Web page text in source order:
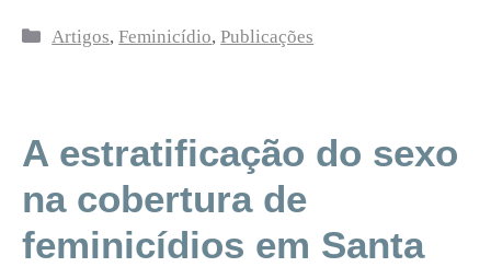
Categorias
Artigos,Feminicídio,Publicações
A estratificação do sexo
na cobertura de
feminicídios em Santa